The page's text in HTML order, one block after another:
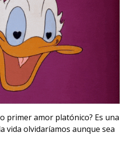
primer amor platónico? Es una
vida olvidaríamos aunque sea